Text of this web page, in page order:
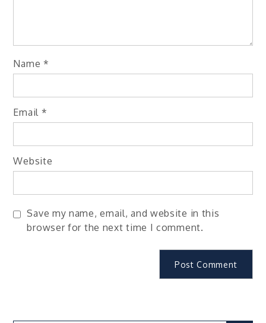
Name *
Email *
Website
Save my name, email, and website in this
browser for the next time I comment.